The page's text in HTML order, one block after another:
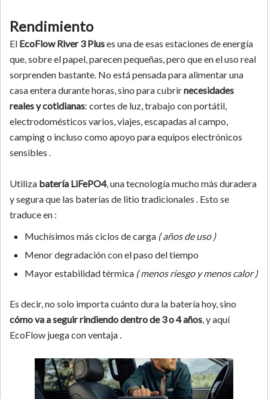
Rendimiento
El EcoFlow River 3 Pluses una de esas estaciones de energía
que, sobre el papel, parecen pequeñas, pero que en el uso real
sorprenden bastante. No está pensada para alimentar una
casa entera durante horas, sino para cubrirnecesidades
reales y cotidianas: cortes de luz, trabajo con portátil,
electrodomésticos varios, viajes, escapadas al campo,
camping o incluso como apoyo para equipos electrónicos
sensibles .
Utiliza batería LiFePO4, una tecnología mucho más duradera
y segura que las baterías de litio tradicionales . Esto se
traduce en :
Muchísimos más ciclos de carga ( años de uso )
Menor degradación con el paso del tiempo
Mayor estabilidad térmica ( menos riesgo y menos calor )
Es decir, no solo importa cuánto dura la batería hoy, sino
cómo va a seguir rindiendo dentro de 3 o 4 años, y aquí
EcoFlow juega con ventaja .